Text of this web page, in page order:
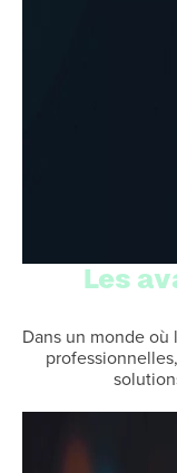
Les
Dans un monde